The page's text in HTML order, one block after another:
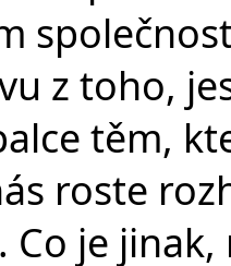
z toho,
těm,
roste
je